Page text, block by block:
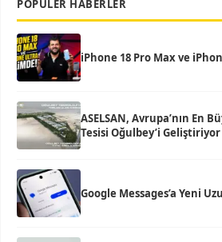
POPÜLER HABERLER
iPhone 18 Pro Max ve
ASELSAN, Avrupa’nın En
Tesisi Oğulbey’i Geliştiriyor
Google Messages’a Yeni